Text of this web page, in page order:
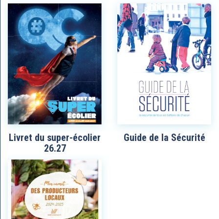
Livret du super-écolier
26.27
Guide de la Sécurité